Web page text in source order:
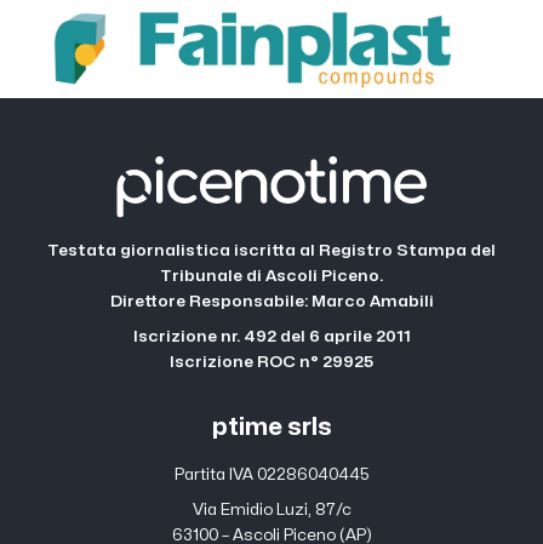
Testata giornalistica iscritta al Registro Stampa del
Tribunale di Ascoli Piceno.
Direttore Responsabile: Marco Amabili
Iscrizione nr. 492 del 6 aprile 2011
Iscrizione ROC n° 29925
ptime srls
Partita IVA 02286040445
Via Emidio Luzi, 87/c
63100 – Ascoli Piceno (AP)